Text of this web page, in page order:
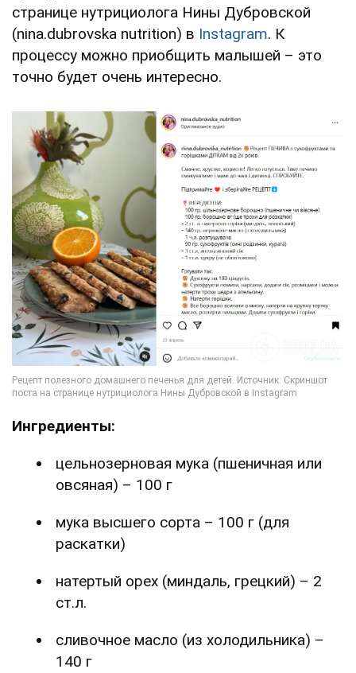
странице нутрициолога Нины Дубровской
(nina.dubrovska nutrition) в Instagram. К
процессу можно приобщить малышей – это
точно будет очень интересно.
Ингредиенты:
цельнозерновая мука (пшеничная или
овсяная) – 100 г
мука высшего сорта – 100 г (для
раскатки)
натертый орех (миндаль, грецкий) – 2
ст.л.
сливочное масло (из холодильника) –
140 г